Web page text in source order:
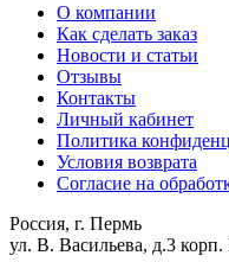
О компании
Как сделать заказ
Новости и статьи
Отзывы
Контакты
Личный кабинет
Политика
Условия возврата
Согласие на
Россия, г. Пермь
ул. В. Васильева, д.3 корп.